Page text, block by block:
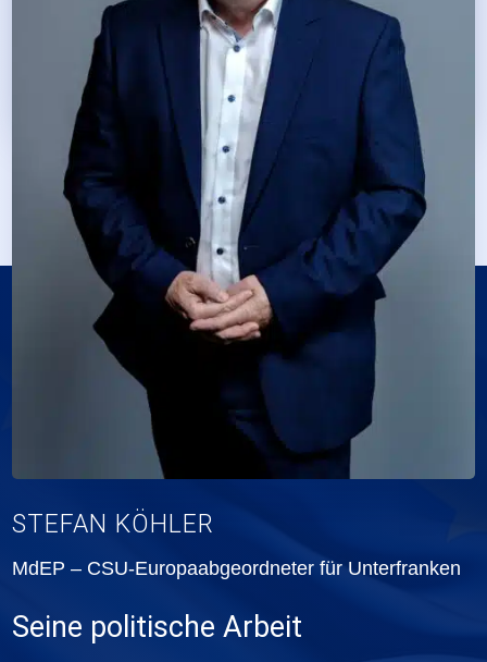
STEFAN KÖHLER
MdEP – CSU-Europaabgeordneter für Unterfranken
Seine politische Arbeit